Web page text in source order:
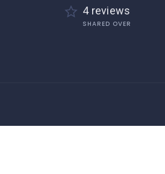
4 reviews
SHARED OVER